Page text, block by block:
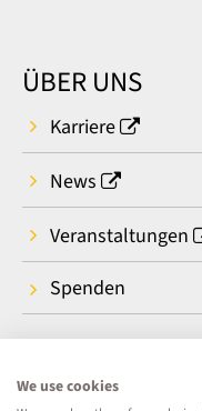
ÜBER UNS
Karriere
News
Veranstaltungen
Spenden
We use cookies